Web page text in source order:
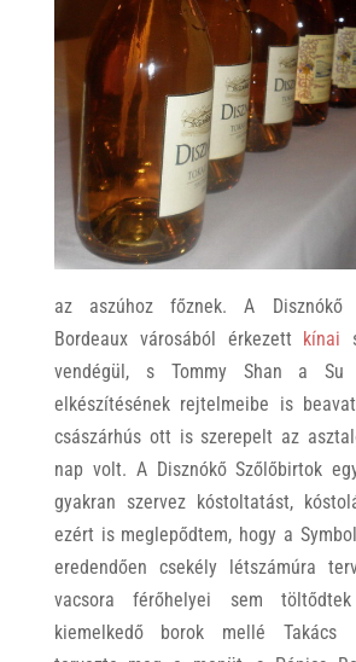
az aszúhoz főznek. A Disznókő
Bordeaux városából érkezett kínai
vendégül, s Tommy Shan a Su
elkészítésének rejtelmeibe is
császárhús ott is szerepelt az
nap volt. A Disznókő Szőlőbirtok
gyakran szervez kóstoltatást,
ezért is meglepődtem, hogy a
eredendően csekély létszámúra
vacsora férőhelyei sem
kiemelkedő borok mellé Takács